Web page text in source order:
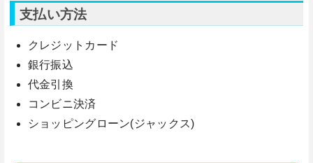
支払い方法
クレジットカード
銀行振込
代金引換
コンビニ決済
ショッピングローン(ジャックス)